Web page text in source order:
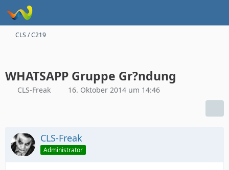
CLS / C219
WHATSAPP Gruppe Gr?ndung
CLS-Freak 16. Oktober 2014 um 14:46
CLS-Freak
Administrator